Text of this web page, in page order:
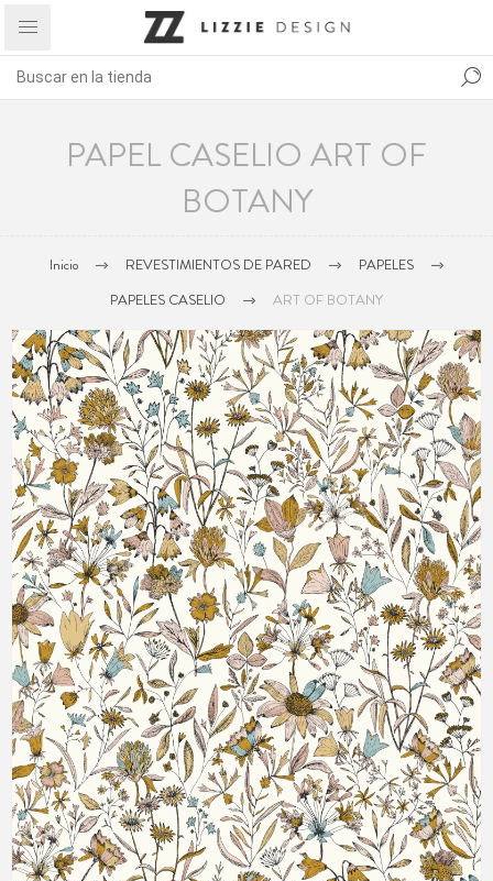
PAPEL CASELIO ART OF
BOTANY
Inicio REVESTIMIENTOS DE PARED
PAPELES
PAPELES CASELIO
ART OF BOTANY